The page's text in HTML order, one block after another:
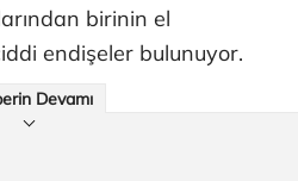
birinin el
endişeler bulunuyor.
Devamı